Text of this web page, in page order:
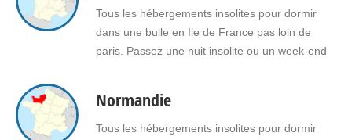
spa, sauna dans une bulle en Hauts-de-
France pour vous ou pour offrir un cadeau
insolite…
Tous les hébergements insolites pour dormir
dans une bulle en Ile de France pas loin de
paris. Passez une nuit insolite ou un week-end
jacuzzi, spa, sauna dans une bulle en Ile de
France pour vous ou pour offrir un…
Normandie
Tous les hébergements insolites pour dormir